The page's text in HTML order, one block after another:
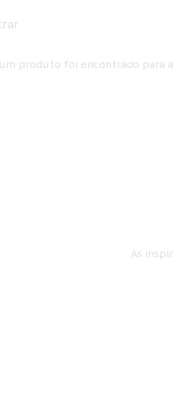
produto foi encontrado para a
As